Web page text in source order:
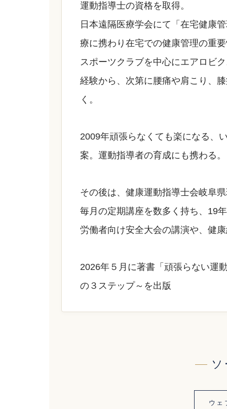
運動指導士の資格を取得。
日本遠隔医療学会にて「在宅健康
療に携わり在宅での健康管理の重
スポーツクラブを中心にエアロビ
経験から、次第に腰痛や肩こり、
く。
2009年頑張らなくても楽になる、
案。運動指導者の育成にも携わる。
その後は、健康運動指導士会岐阜
毎⽉の定期講座を数多く持ち、19
労働者向け安全大会の講演や、健
2026年５月に著書「頑張らない運
の３ステップ～を出版
ウェ